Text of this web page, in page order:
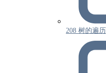
208 树的遍历